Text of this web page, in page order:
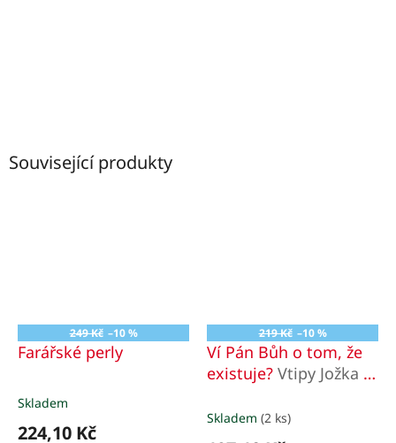
Související produkty
249 Kč –10 %
Farářské perly
Průměrné
produktu
Skladem
224,10 Kč
219 Kč –10 %
Ví Pán Bůh o tom, že
existuje? Vtipy Jožka a
Skladem (2 ks)